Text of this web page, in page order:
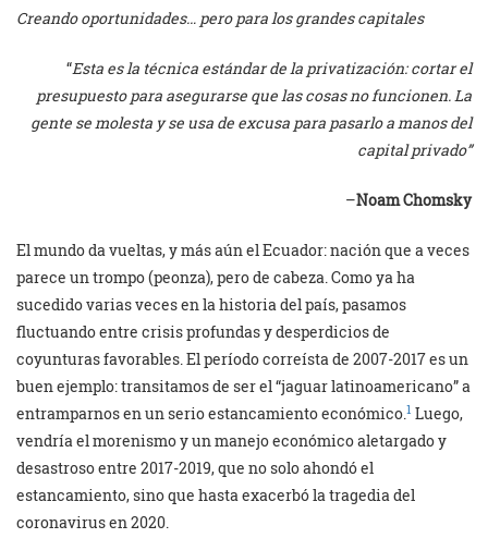
Creando oportunidades… pero para los grandes capitales
“Esta es la técnica estándar de la privatización: cortar el
presupuesto para asegurarse que las cosas no funcionen. La
gente se molesta y se usa de excusa para pasarlo a manos del
capital privado”
–Noam Chomsky
El mundo da vueltas, y más aún el Ecuador: nación que a veces
parece un trompo (peonza), pero de cabeza. Como ya ha
sucedido varias veces en la historia del país, pasamos
fluctuando entre crisis profundas y desperdicios de
coyunturas favorables. El período correísta de 2007-2017 es un
buen ejemplo: transitamos de ser el “jaguar latinoamericano” a
entramparnos en un serio estancamiento económico.1 Luego,
vendría el morenismo y un manejo económico aletargado y
desastroso entre 2017-2019, que no solo ahondó el
estancamiento, sino que hasta exacerbó la tragedia del
coronavirus en 2020.